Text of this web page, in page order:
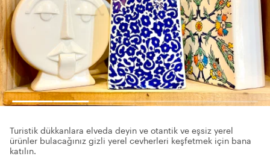
Turistik dükkanlara elveda deyin ve otantik ve eşsiz yerel
ürünler bulacağınız gizli yerel cevherleri keşfetmek için bana
katılın.